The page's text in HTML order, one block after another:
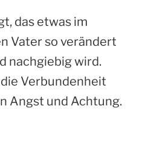
das etwas im
Vater so verändert
nachgiebig wird.
Verbundenheit
Angst und Achtung.